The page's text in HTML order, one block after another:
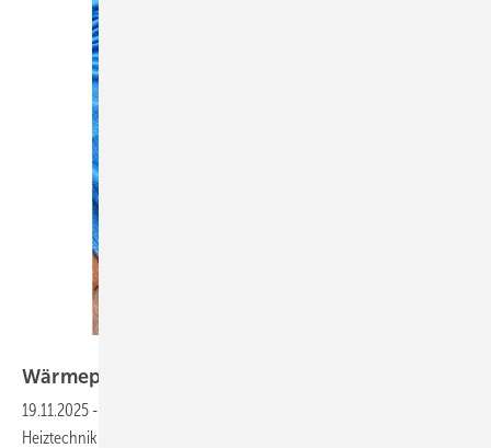
Wärmepumpeneinbau im Bestand wird
19.11.2025 -
Heiztechnik warf in der ­Handwerkspraxis noch vor wenigen Jahren